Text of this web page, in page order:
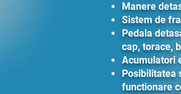
Manere
Sistem de
Pedala
cap, torace,
Acumulatori
Posibilitatea
functionare